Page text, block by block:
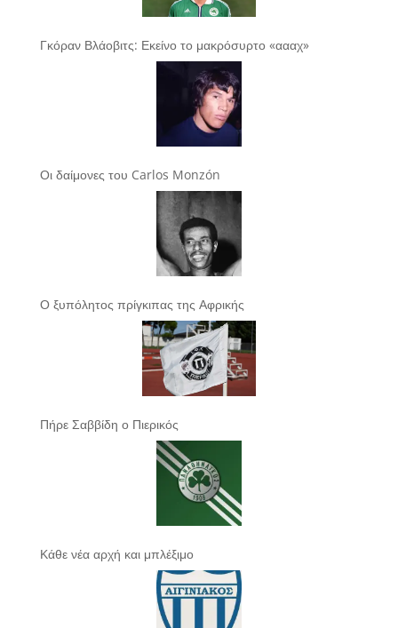
Γκόραν Βλάοβιτς: Εκείνο το μακρόσυρτο «αααχ»
Οι δαίμονες του Carlos Monzón
Ο ξυπόλητος πρίγκιπας της Αφρικής
Πήρε Σαββίδη ο Πιερικός
Κάθε νέα αρχή και μπλέξιμο